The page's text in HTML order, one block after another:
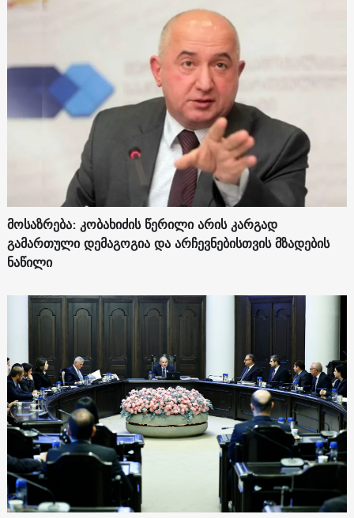
მოსაზრება: კობახიძის წერილი არის კარგად
გამართული დემაგოგია და არჩევნებისთვის მზადების
ნაწილი